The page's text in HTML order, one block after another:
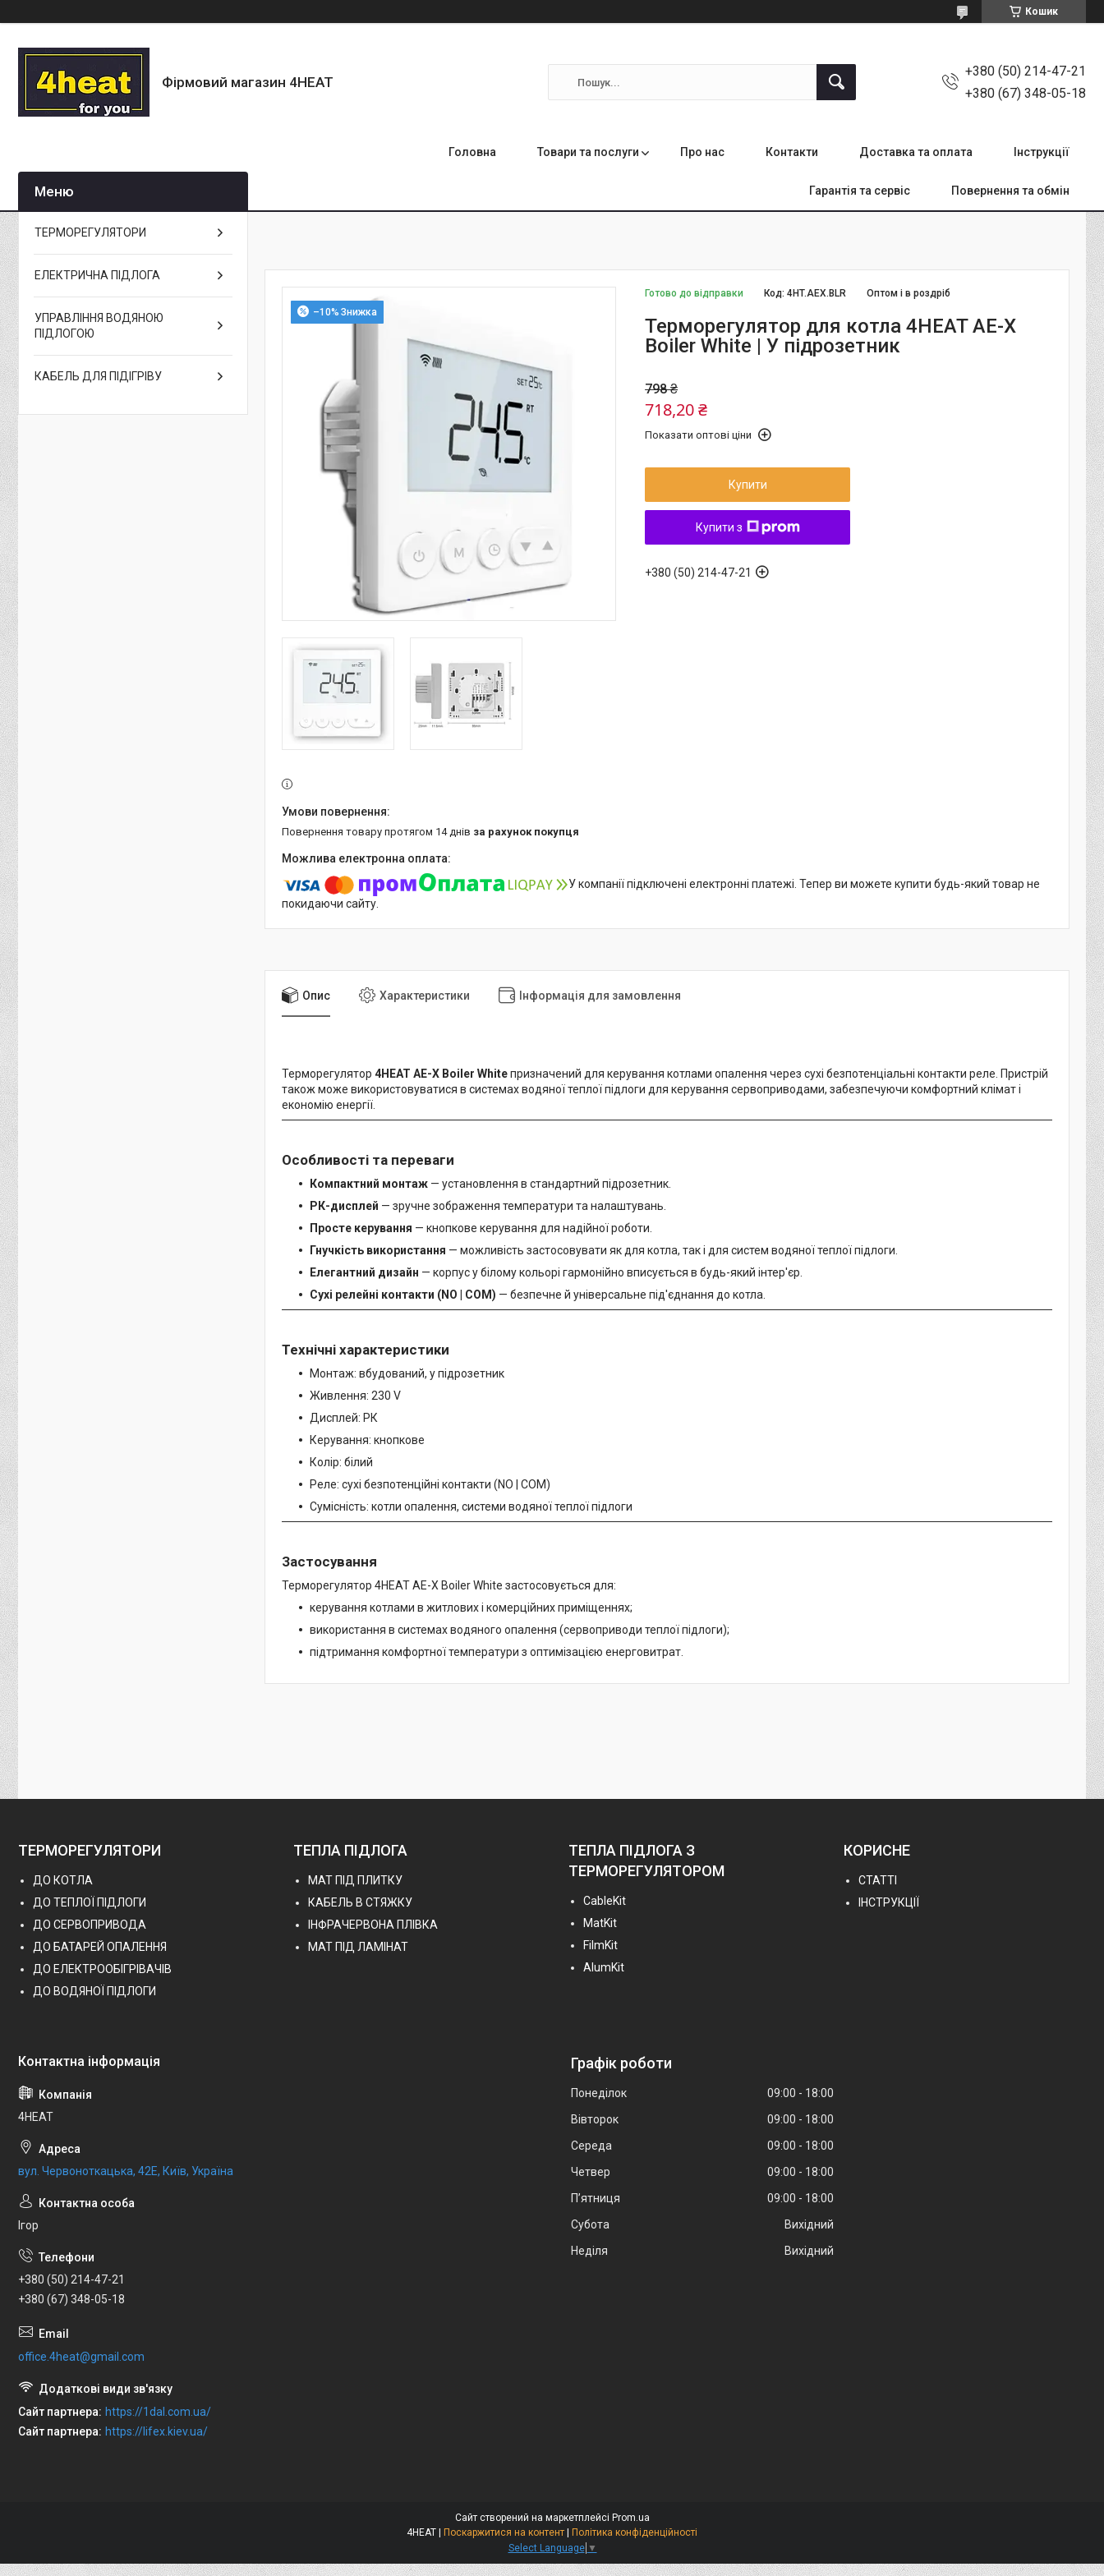
Кошик
Фірмовий магазин 4HEAT
+380 (50) 214-47-21
+380 (67) 348-05-18
Головна Товари та послуги Про нас Контакти Доставка та оплата Інструкції
Гарантія та сервіс Повернення та обмін
–10%
Готово до відправки Оптом і в роздріб
Код:4HT.AEX.BLR
Терморегулятор для котла 4HEAT AE-X
Boiler White | У підрозетник
798 ₴
718,20 ₴
Показати оптові ціни
Купити
Купити з
+380 (50) 214-47-21
повернення товару протягом 14 днів за рахунок покупця
У компанії підключені електронні платежі. Тепер ви можете купити будь-який товар не
покидаючи сайту.
Опис Характеристики Інформація для замовлення
Терморегулятор 4HEAT AE-X Boiler Whiteпризначений для керування котлами опалення через сухі безпотенціальні контакти реле. Пристрій
також може використовуватися в системах водяної теплої підлоги для керування сервоприводами, забезпечуючи комфортний клімат і
економію енергії.
Особливості та переваги
Компактний монтаж — установлення в стандартний підрозетник.
РК-дисплей — зручне зображення температури та налаштувань.
Просте керування — кнопкове керування для надійної роботи.
Гнучкість використання — можливість застосовувати як для котла, так і для систем водяної теплої підлоги.
Елегантний дизайн — корпус у білому кольорі гармонійно вписується в будь-який інтер'єр.
Сухі релейні контакти (NO | COM) — безпечне й універсальне під'єднання до котла.
Технічні характеристики
Монтаж: вбудований, у підрозетник
Живлення: 230 V
Дисплей: РК
Керування: кнопкове
Колір: білий
Реле: сухі безпотенційні контакти (NO | COM)
Сумісність: котли опалення, системи водяної теплої підлоги
Застосування
Терморегулятор 4HEAT AE-X Boiler White застосовується для:
керування котлами в житлових і комерційних приміщеннях;
використання в системах водяного опалення (сервоприводи теплої підлоги);
підтримання комфортної температури з оптимізацією енерговитрат.
ТЕРМОРЕГУЛЯТОРИ
ЕЛЕКТРИЧНА ПІДЛОГА
УПРАВЛІННЯ ВОДЯНОЮ
ПІДЛОГОЮ
КАБЕЛЬ ДЛЯ ПІДІГРІВУ
ТЕРМОРЕГУЛЯТОРИ
ДО КОТЛА
ДО ТЕПЛОЇ ПІДЛОГИ
ДО СЕРВОПРИВОДА
ДО БАТАРЕЙ ОПАЛЕННЯ
ДО ЕЛЕКТРООБІГРІВАЧІВ
ДО ВОДЯНОЇ ПІДЛОГИ
ТЕПЛА ПІДЛОГА
МАТ ПІД ПЛИТКУ
КАБЕЛЬ В СТЯЖКУ
ІНФРАЧЕРВОНА ПЛІВКА
МАТ ПІД ЛАМІНАТ
ТЕПЛА ПІДЛОГА З
ТЕРМОРЕГУЛЯТОРОМ
СableKit
MatKit
FilmKit
AlumKit
КОРИСНЕ
СТАТТІ
ІНСТРУКЦІЇ
4HEAT
вул. Червоноткацька, 42Е, Київ, Україна
Ігор
+380 (50) 214-47-21
+380 (67) 348-05-18
office.4heat@gmail.com
Сайт партнера
https://1dal.com.ua/
Сайт партнера
https://lifex.kiev.ua/
Графік роботи
Понеділок 09:00
18:00
Вівторок
09:00
18:00
Середа
09:00
18:00
Четвер
09:00
18:00
Пʼятниця
09:00
18:00
Субота
Вихідний
Неділя
Вихідний
Сайт створений на маркетплейсі Prom.ua
Поскаржитися на контент
Політика конфіденційності
Select Language ▼